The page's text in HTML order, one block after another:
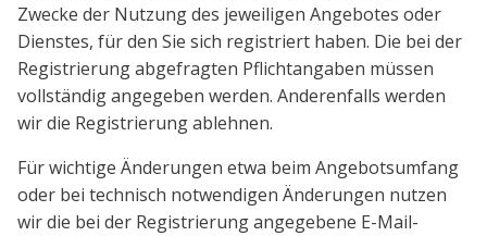
Zwecke der Nutzung des jeweiligen Angebotes oder
Dienstes, für den Sie sich registriert haben. Die bei der
Registrierung abgefragten Pflichtangaben müssen
vollständig angegeben werden. Anderenfalls werden
wir die Registrierung ablehnen.
Für wichtige Änderungen etwa beim Angebotsumfang
oder bei technisch notwendigen Änderungen nutzen
wir die bei der Registrierung angegebene E-Mail-